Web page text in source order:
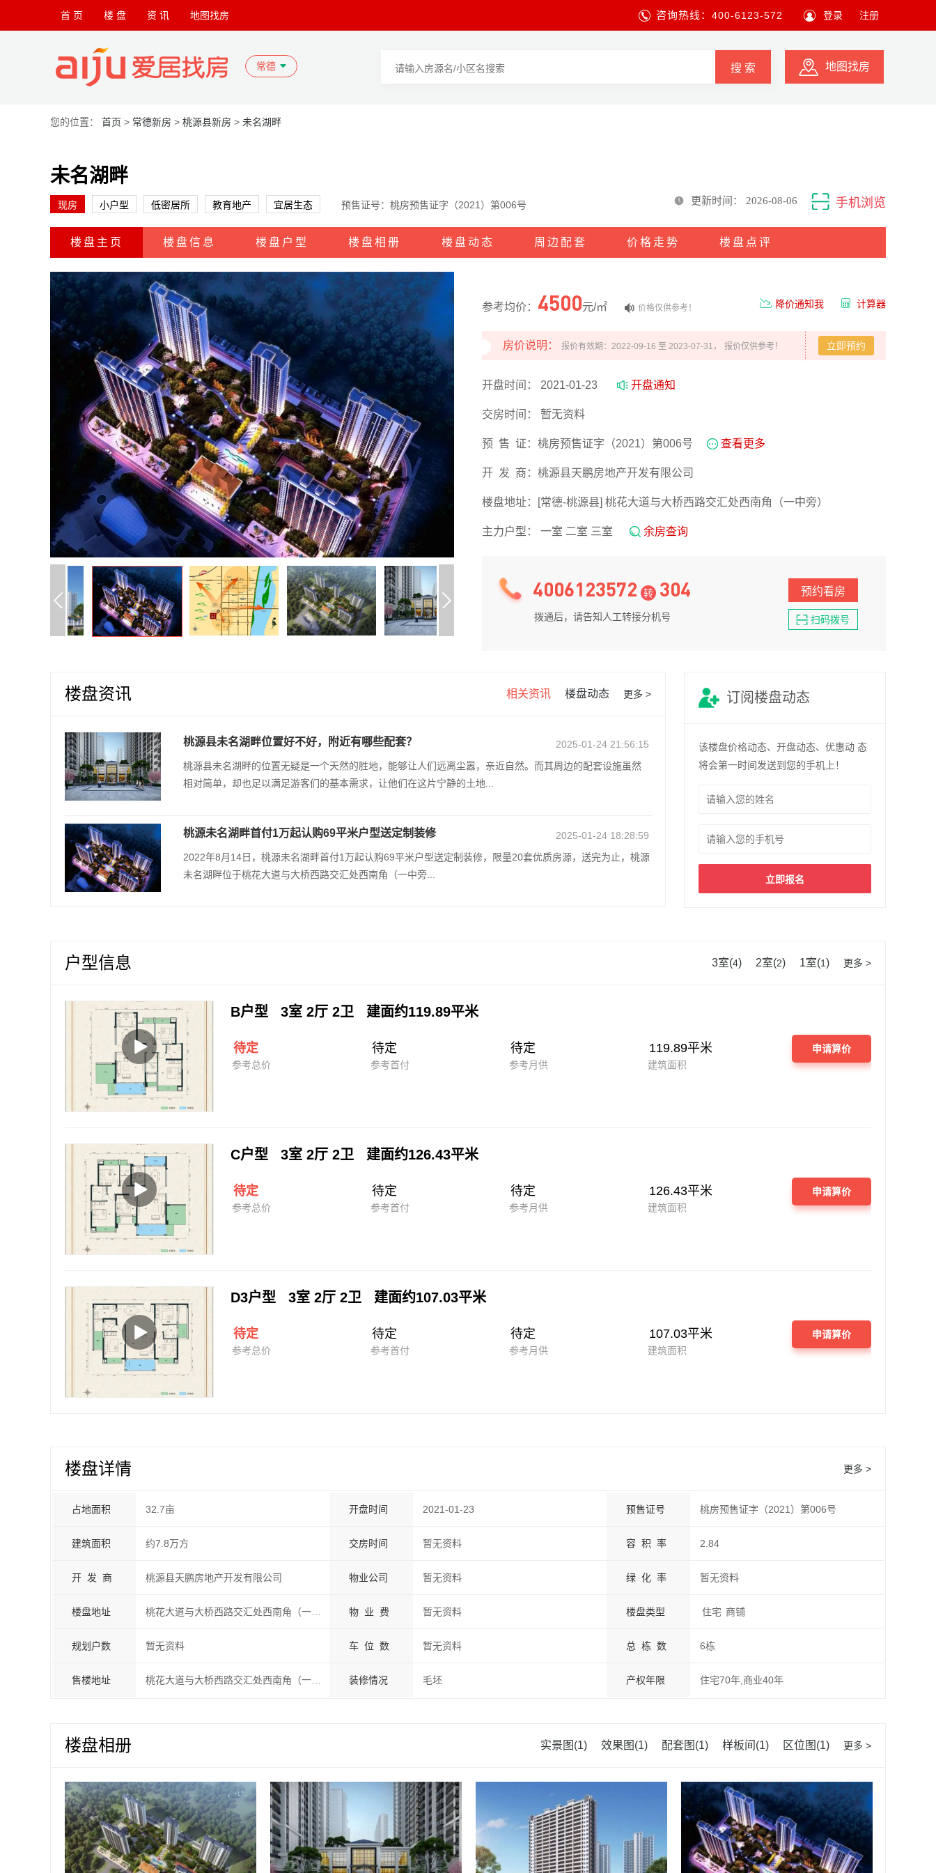
首 页 楼 盘 资 讯 地图找房 咨询热线： 400-6123-572 登录 注册
常德 搜 索 地图找房
您的位置： 首页 > 常德新房 > 桃源县新房 > 未名湖畔
未名湖畔
现房 小户型 低密居所 教育地产 宜居生态 预售证号：桃房预售证字（2021）第006号 更新时间： 2026-08-06 手机浏览
楼盘主页 楼盘信息 楼盘户型 楼盘相册 楼盘动态 周边配套 价格走势 楼盘点评
参考均价： 4500元/㎡ 价格仅供参考！ 计算器
降价通知我
房价说明： 报价有效期：2022-09-16 至 2023-07-31， 报价仅供参考！ 立即预约
开盘时间： 2021-01-23 开盘通知
交房时间： 暂无资料
预 售 证： 桃房预售证字（2021）第006号 查看更多
开 发 商： 桃源县天鹏房地产开发有限公司
楼盘地址： [常德-桃源县] 桃花大道与大桥西路交汇处西南角（一中旁）
主力户型： 一室 二室 三室 余房查询
4006123572 转 304
拨通后，请告知人工转接分机号
预约看房
扫码拨号
楼盘资讯 更多 >
楼盘动态
相关资讯
2025-01-24 21:56:15
桃源县未名湖畔位置好不好，附近有哪些配套？
桃源县未名湖畔的位置无疑是一个天然的胜地，能够让人们远离尘嚣，亲近自然。而其周边的配套设施虽然
相对简单，却也足以满足游客们的基本需求，让他们在这片宁静的土地...
2025-01-24 18:28:59
桃源未名湖畔首付1万起认购69平米户型送定制装修
2022年8月14日，桃源未名湖畔首付1万起认购69平米户型送定制装修，限量20套优质房源，送完为止，桃源
未名湖畔位于桃花大道与大桥西路交汇处西南角（一中旁...
订阅楼盘动态
该楼盘价格动态、开盘动态、优惠动 态
将会第一时间发送到您的手机上！
立即报名
户型信息 更多 >
1室(1)
2室(2)
3室(4)
B户型 3室 2厅 2卫 建面约119.89平米
待定
参考总价
待定
参考首付
待定
参考月供
119.89平米
建筑面积
申请算价
C户型 3室 2厅 2卫 建面约126.43平米
待定
参考总价
待定
参考首付
待定
参考月供
126.43平米
建筑面积
申请算价
D3户型 3室 2厅 2卫 建面约107.03平米
待定
参考总价
待定
参考首付
待定
参考月供
107.03平米
建筑面积
申请算价
楼盘详情 更多 >
占地面积 32.7亩 开盘时间 2021-01-23 预售证号 桃房预售证字（2021）第006号
建筑面积 约7.8万方 交房时间 暂无资料 容 积 率 2.84
开 发 商 桃源县天鹏房地产开发有限公司 物业公司 暂无资料 绿 化 率 暂无资料
楼盘地址 物 业 费 暂无资料 楼盘类型 住宅 商铺
规划户数 暂无资料 车 位 数 暂无资料 总 栋 数 6栋
售楼地址 装修情况 毛坯 产权年限 住宅70年,商业40年
楼盘相册 更多 >
区位图(1)
样板间(1)
配套图(1)
效果图(1)
实景图(1)